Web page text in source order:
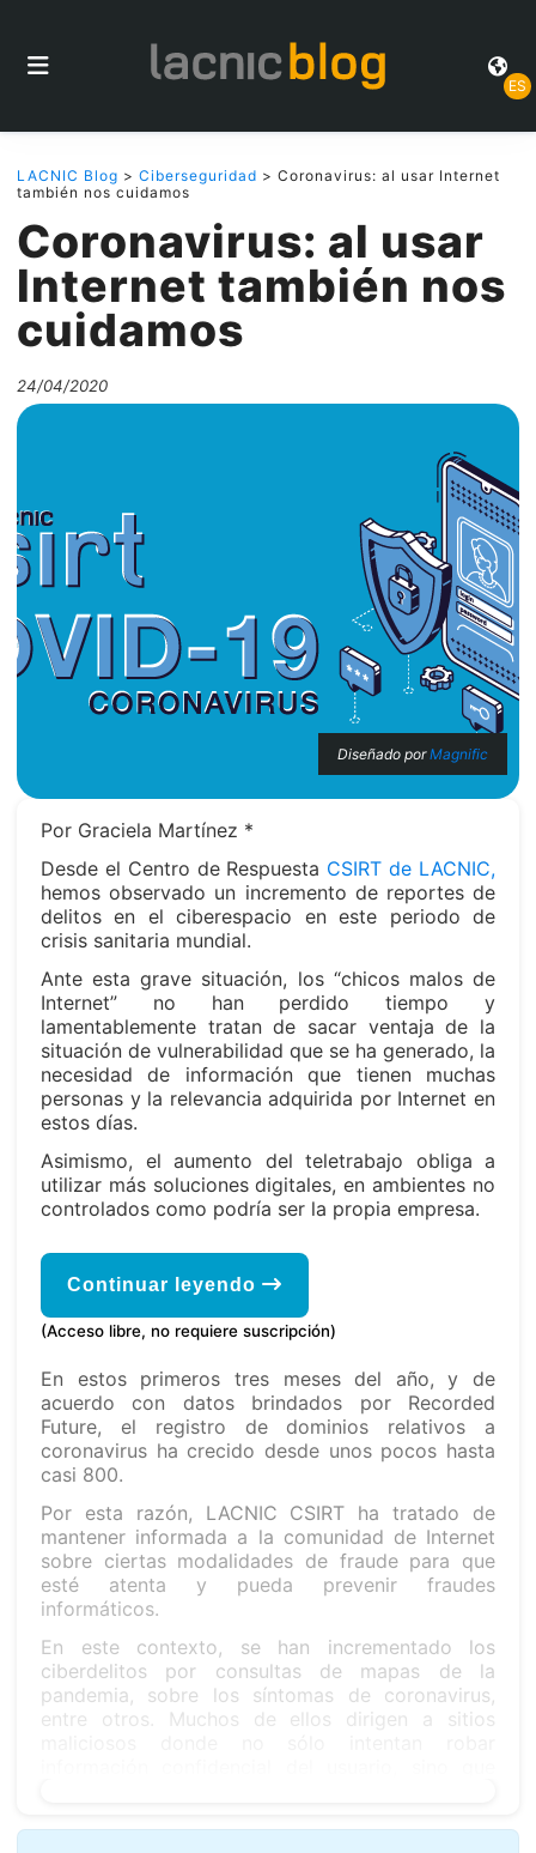
ES
LACNIC Blog > Ciberseguridad > Coronavirus: al usar Internet
también nos cuidamos
Coronavirus: al usar
Internet también nos
cuidamos
24/04/2020
Diseñado porMagnific
Por Graciela Martínez *
Desde el Centro de Respuesta CSIRT de LACNIC,
hemos observado un incremento de reportes de
delitos en el ciberespacio en este periodo de
crisis sanitaria mundial.
Ante esta grave situación, los “chicos malos de
Internet” no han perdido tiempo y
lamentablemente tratan de sacar ventaja de la
situación de vulnerabilidad que se ha generado, la
necesidad de información que tienen muchas
personas y la relevancia adquirida por Internet en
estos días.
Asimismo, el aumento del teletrabajo obliga a
utilizar más soluciones digitales, en ambientes no
controlados como podría ser la propia empresa.
Continuar leyendo
(Acceso libre, no requiere suscripción)
En estos primeros tres meses del año, y de
acuerdo con datos brindados por Recorded
Future, el registro de dominios relativos a
coronavirus ha crecido desde unos pocos hasta
casi 800.
Por esta razón, LACNIC CSIRT ha tratado de
mantener informada a la comunidad de Internet
sobre ciertas modalidades de fraude para que
esté atenta y pueda prevenir fraudes
informáticos.
En este contexto, se han incrementado los
ciberdelitos por consultas de mapas de la
pandemia, sobre los síntomas de coronavirus,
entre otros. Muchos de ellos dirigen a sitios